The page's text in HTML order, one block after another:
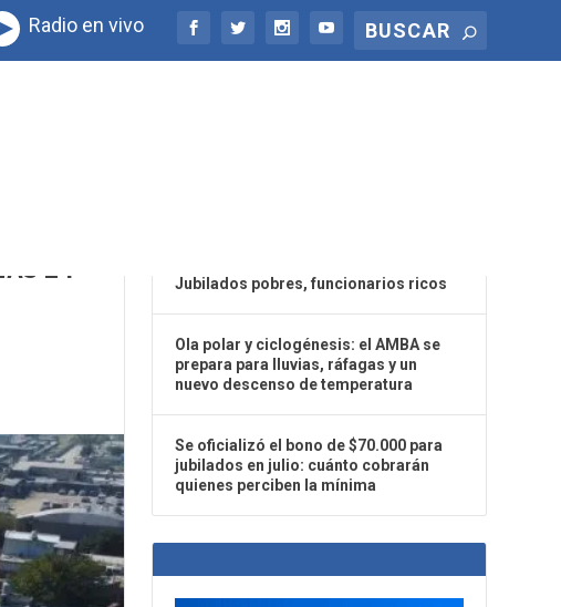
Radio en vivo
24
Jubilados pobres, funcionarios ricos
Ola polar y ciclogénesis: el AMBA se
prepara para lluvias, ráfagas y un
nuevo descenso de temperatura
Se oficializó el bono de $70.000 para
jubilados en julio: cuánto cobrarán
quienes perciben la mínima